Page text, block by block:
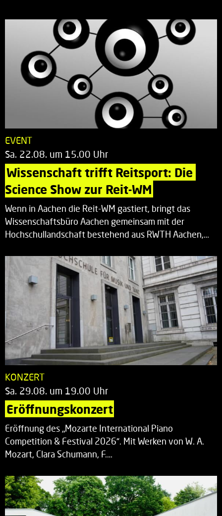
EVENT
Sa. 22.08. um 15.00 Uhr
Wissenschaft trifft Reitsport: Die
Science Show zur Reit-WM
Wenn in Aachen die Reit-WM gastiert, bringt das
Wissenschaftsbüro Aachen gemeinsam mit der
Hochschullandschaft bestehend aus RWTH Aachen,…
KONZERT
Sa. 29.08. um 19.00 Uhr
Eröffnungskonzert
Eröffnung des „Mozarte International Piano
Competition & Festival 2026“. Mit Werken von W. A.
Mozart, Clara Schumann, F.…